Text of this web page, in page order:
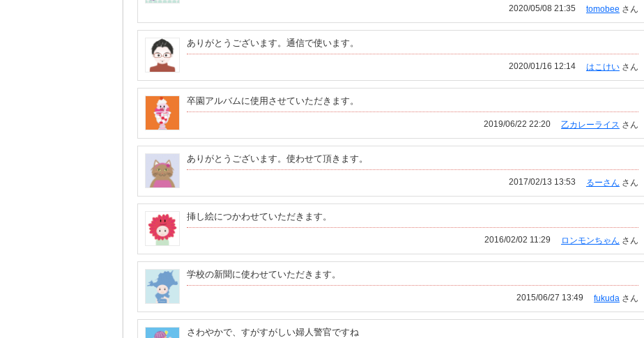
tomobee さん
2020/05/08 21:35
ありがとうございます。通信で使います。
はこけい さん
2020/01/16 12:14
卒園アルバムに使用させていただきます。
乙カレーライス さん
2019/06/22 22:20
ありがとうございます。使わせて頂きます。
るーさん さん
2017/02/13 13:53
挿し絵につかわせていただきます。
ロンモンちゃん さん
2016/02/02 11:29
学校の新聞に使わせていただきます。
fukuda さん
2015/06/27 13:49
さわやかで、すがすがしい婦人警官ですね